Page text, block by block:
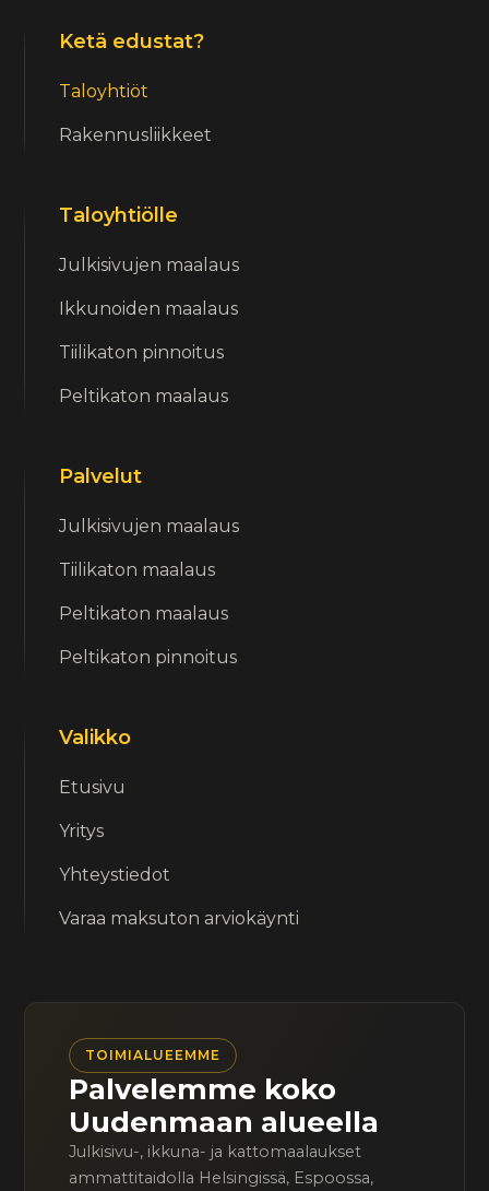
Ketä edustat?
Taloyhtiöt
Rakennusliikkeet
Taloyhtiölle
Julkisivujen maalaus
Ikkunoiden maalaus
Tiilikaton pinnoitus
Peltikaton maalaus
Palvelut
Julkisivujen maalaus
Tiilikaton maalaus
Peltikaton maalaus
Peltikaton pinnoitus
Valikko
Etusivu
Yritys
Yhteystiedot
Varaa maksuton arviokäynti
TOIMIALUEEMME
Palvelemme koko
Uudenmaan alueella
Julkisivu-, ikkuna- ja kattomaalaukset
ammattitaidolla Helsingissä, Espoossa,